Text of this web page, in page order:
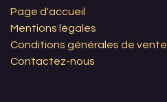
Page d'accueil
Mentions légales
Conditions générales de vente
Contactez-nous